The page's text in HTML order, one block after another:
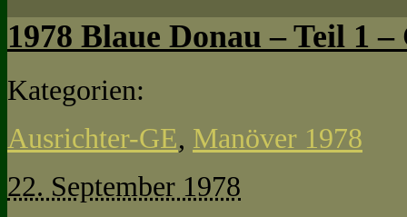
1978 Blaue Donau – Teil 1
Kategorien:
Ausrichter-GE, Manöver 1978
22. September 1978